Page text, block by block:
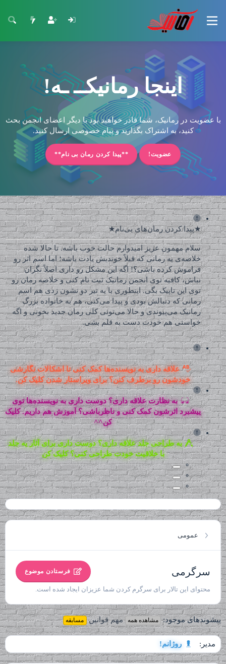
اینجا رمانیکــ ـه!
با عضویت در رمانیک، شما قادر خواهید بود با دیگر اعضای انجمن بحث
کنید، به اشتراک بگذارید و پیام خصوصی ارسال کنید.
عضویت! **پیدا کردن رمان بی نام**
★پیدا کردن رمان‌های بی‌نام★
سلام مهمون عزیز امیدوارم حالت خوب باشه. تا حالا شده
خلاصه‌ی یه رمانی که قبلاً خوندیش یادت باشه؛ اما اسم اثر رو
فراموش کرده باشی؟! اگه این مشکل رو داری اصلاً نگران
نباش، کافیه توی انجمن رمانیک ثبت نام کنی و خلاصه رمان رو
توی این تاپیک بگی. اینطوری با یه تیر دو نشون زدی هم اسم
رمانی که دنبالش بودی و پیدا می‌کنی، هم به خانواده بزرگ
رمانیک می‌پیوندی و حالا می‌تونی کلی رمان جدید بخونی و اگه
خواستی هم خودت دست به قلم بشی.
علاقه داری به نویسنده‌ها کمک کنی تا اشکالات نگارشی
خودشون رو برطرف کنن؟ برای ویراستار شدن کلیک کن.
به نظارت علاقه داری؟ دوست داری به نویسنده‌ها توی
پیشبرد اثرشون کمک کنی و ناظرباشی؟ آموزش هم داریم. کلیک
کن^^
به طراحی جلد علاقه داری؟ دوست داری برای آثار یه جلد
با خلاقیت خودت طراحی کنی؟ کلیک کن
عمومی
سرگرمی فرستادن موضوع
محتوای این تالار برای سرگرم کردن شما عزیزان ایجاد شده است.
پیشوندهای موجود: مشاهده همه مهم قوانین مسابقه
مدیر: روژانم!